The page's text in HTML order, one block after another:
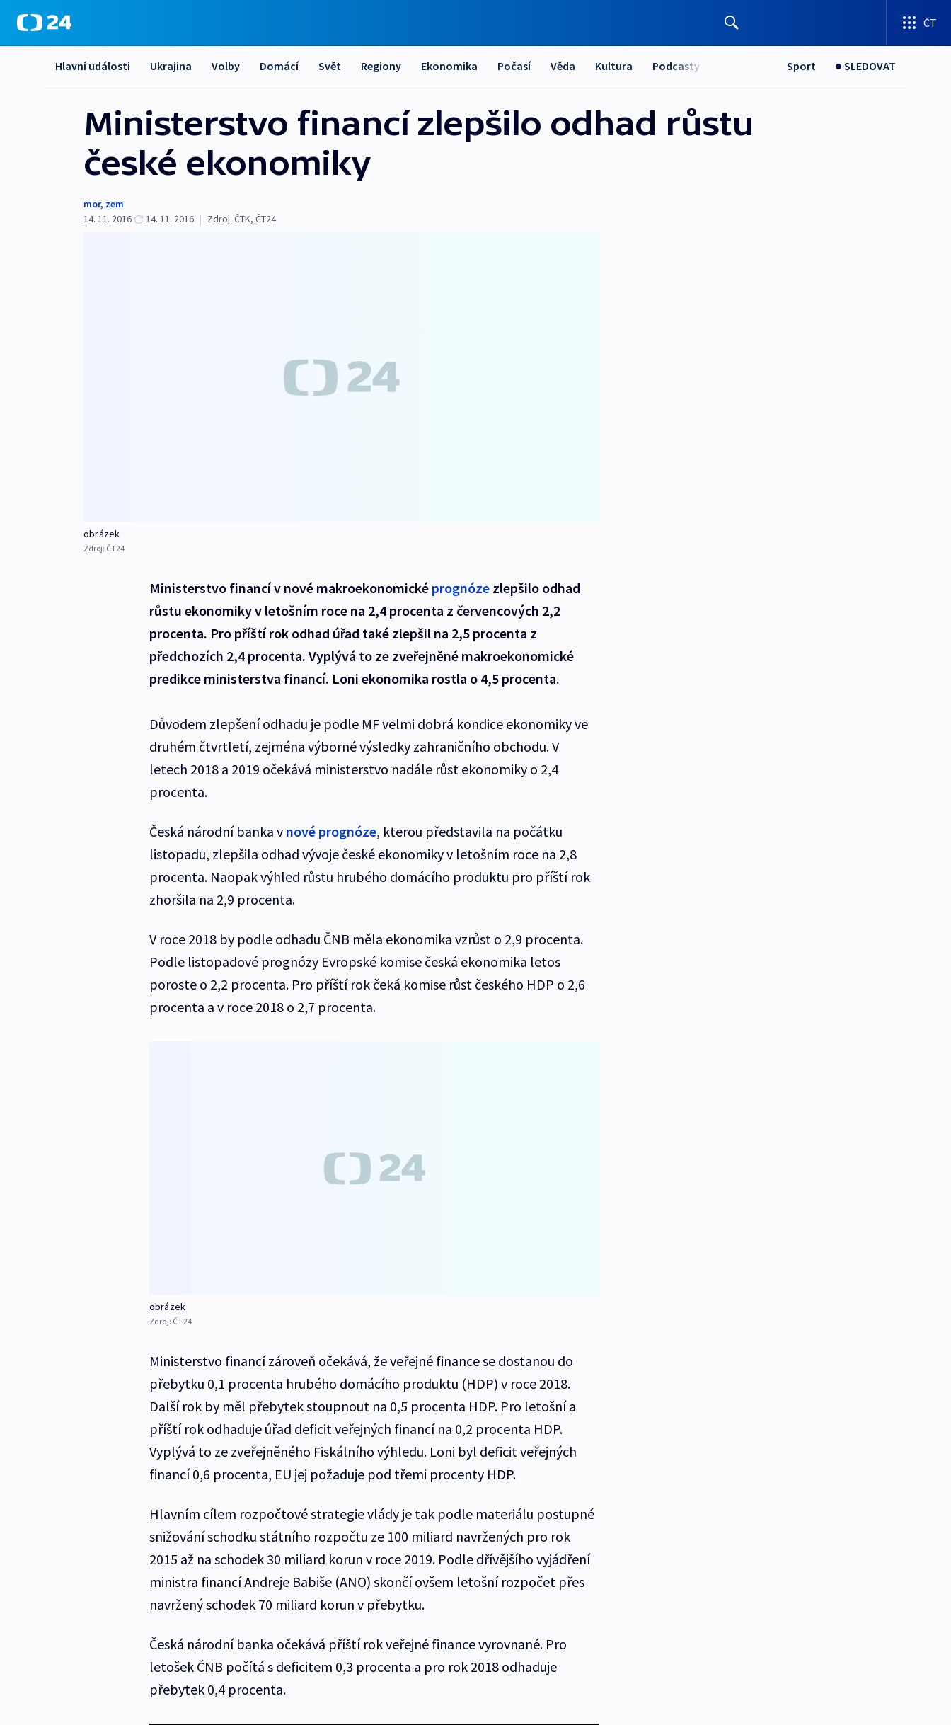
ČT
Hlavní události Ukrajina Volby Domácí Svět Regiony Ekonomika Počasí Věda Kultura Podcasty Sport SLEDOVAT
Ministerstvo financí zlepšilo odhad růstu
české ekonomiky
mor, zem
14. 11. 2016
14. 11. 2016 | Zdroj: ČTK, ČT24
obrázek
Zdroj: ČT24
Ministerstvo financí v nové makroekonomické prognóze zlepšilo odhad
růstu ekonomiky v letošním roce na 2,4 procenta z červencových 2,2
procenta. Pro příští rok odhad úřad také zlepšil na 2,5 procenta z
předchozích 2,4 procenta. Vyplývá to ze zveřejněné makroekonomické
predikce ministerstva financí. Loni ekonomika rostla o 4,5 procenta.
Důvodem zlepšení odhadu je podle MF velmi dobrá kondice ekonomiky ve
druhém čtvrtletí, zejména výborné výsledky zahraničního obchodu. V
letech 2018 a 2019 očekává ministerstvo nadále růst ekonomiky o 2,4
procenta.
Česká národní banka v nové prognóze, kterou představila na počátku
listopadu, zlepšila odhad vývoje české ekonomiky v letošním roce na 2,8
procenta. Naopak výhled růstu hrubého domácího produktu pro příští rok
zhoršila na 2,9 procenta.
V roce 2018 by podle odhadu ČNB měla ekonomika vzrůst o 2,9 procenta.
Podle listopadové prognózy Evropské komise česká ekonomika letos
poroste o 2,2 procenta. Pro příští rok čeká komise růst českého HDP o 2,6
procenta a v roce 2018 o 2,7 procenta.
obrázek
Zdroj: ČT24
Ministerstvo financí zároveň očekává, že veřejné finance se dostanou do
přebytku 0,1 procenta hrubého domácího produktu (HDP) v roce 2018.
Další rok by měl přebytek stoupnout na 0,5 procenta HDP. Pro letošní a
příští rok odhaduje úřad deficit veřejných financí na 0,2 procenta HDP.
Vyplývá to ze zveřejněného Fiskálního výhledu. Loni byl deficit veřejných
financí 0,6 procenta, EU jej požaduje pod třemi procenty HDP.
Hlavním cílem rozpočtové strategie vlády je tak podle materiálu postupné
snižování schodku státního rozpočtu ze 100 miliard navržených pro rok
2015 až na schodek 30 miliard korun v roce 2019. Podle dřívějšího vyjádření
ministra financí Andreje Babiše (ANO) skončí ovšem letošní rozpočet přes
navržený schodek 70 miliard korun v přebytku.
Česká národní banka očekává příští rok veřejné finance vyrovnané. Pro
letošek ČNB počítá s deficitem 0,3 procenta a pro rok 2018 odhaduje
přebytek 0,4 procenta.